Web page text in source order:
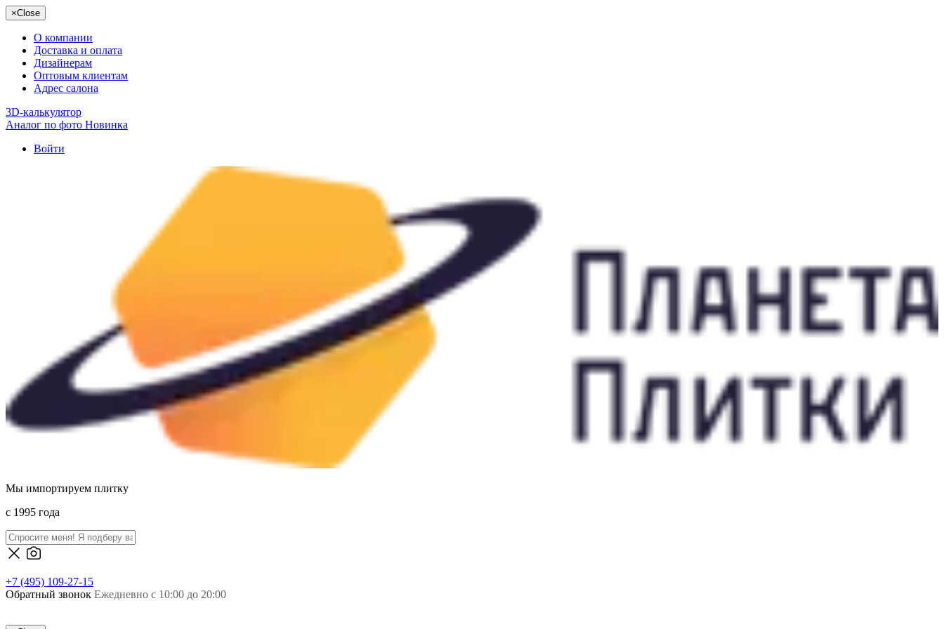
×Close
О компании
Доставка и оплата
Дизайнерам
Оптовым клиентам
Адрес салона
3D-калькулятор
Аналог по фото Новинка
Войти
Мы импортируем плитку
c 1995 года
+7 (495) 109-27-15
Обратный звонок Ежедневно с 10:00 до 20:00